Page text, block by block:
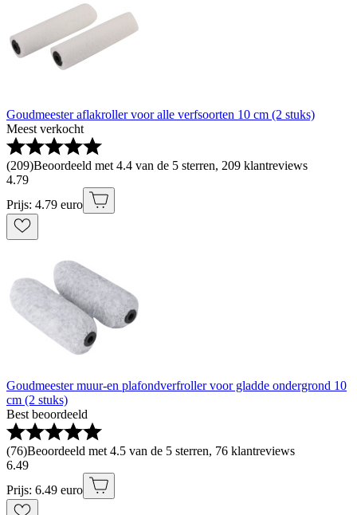
Goudmeester aflakroller voor alle verfsoorten 10 cm (2 stuks)
Meest verkocht
(209)Beoordeeld met 4.4 van de 5 sterren, 209 klantreviews
4.79
Prijs: 4.79 euro
Goudmeester muur-en plafondverfroller voor gladde ondergrond 10
cm (2 stuks)
Best beoordeeld
(76)Beoordeeld met 4.5 van de 5 sterren, 76 klantreviews
6.49
Prijs: 6.49 euro